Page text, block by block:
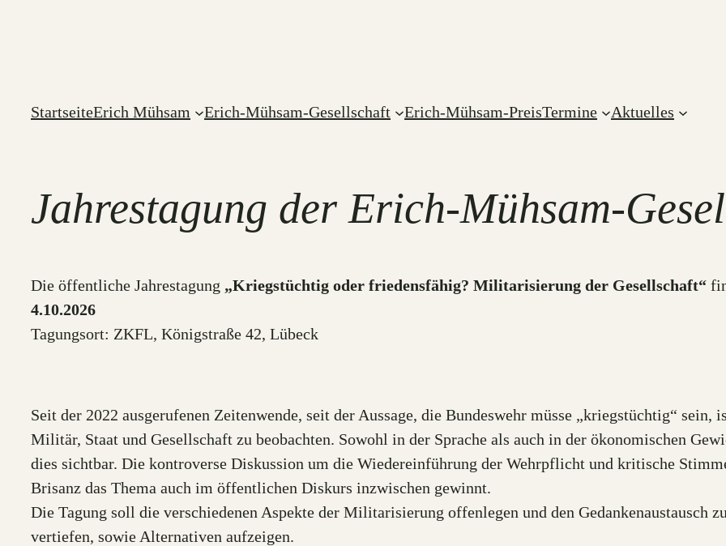
StartseiteErich Mühsam Erich-Mühsam-Gesellschaft Erich-Mühsam-PreisTermine Aktuelles
Jahrestagung der Erich-Mühsam-
Die öffentliche Jahrestagung „Kriegstüchtig oder friedensfähig? Militarisierung der Gesellschaft“
4.10.2026
Tagungsort: ZKFL, Königstraße 42, Lübeck
Seit der 2022 ausgerufenen Zeitenwende, seit der Aussage, die Bundeswehr müsse „kriegstüchtig“ sein,
Militär, Staat und Gesellschaft zu beobachten. Sowohl in der Sprache als auch in der ökonomischen
dies sichtbar. Die kontroverse Diskussion um die Wiedereinführung der Wehrpflicht und kritische
Brisanz das Thema auch im öffentlichen Diskurs inzwischen gewinnt.
Die Tagung soll die verschiedenen Aspekte der Militarisierung offenlegen und den Gedankenaustausch
vertiefen, sowie Alternativen aufzeigen.